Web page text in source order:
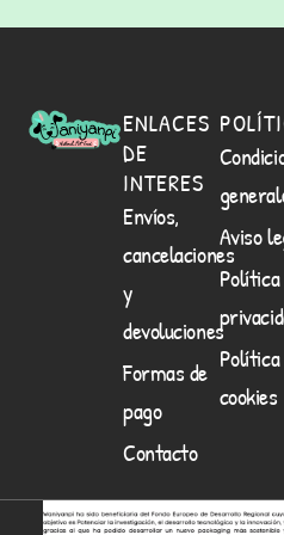
ENLACES
DE
INTERES
Envíos,
cancelaciones
y
devoluciones
Formas de
pago
Contacto
Aviso
Política
Política
cookies